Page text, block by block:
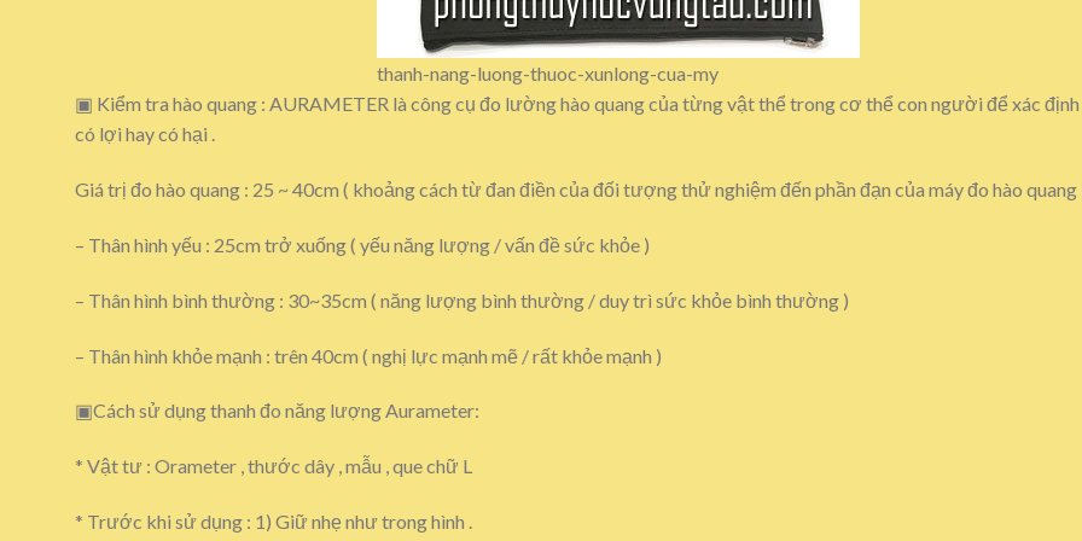
thanh-nang-luong-thuoc-xunlong-cua-my
▣ Kiểm tra hào quang : AURAMETER là công cụ đo lường hào quang của từng vật thể trong cơ thể con người để xác định
có lợi hay có hại .
Giá trị đo hào quang : 25 ~ 40cm ( khoảng cách từ đan điền của đối tượng thử nghiệm đến phần đạn của máy đo hào quang
– Thân hình yếu : 25cm trở xuống ( yếu năng lượng / vấn đề sức khỏe )
– Thân hình bình thường : 30~35cm ( năng lượng bình thường / duy trì sức khỏe bình thường )
– Thân hình khỏe mạnh : trên 40cm ( nghị lực mạnh mẽ / rất khỏe mạnh )
▣Cách sử dụng thanh đo năng lượng Aurameter:
* Vật tư : Orameter , thước dây , mẫu , que chữ L
* Trước khi sử dụng : 1) Giữ nhẹ như trong hình .